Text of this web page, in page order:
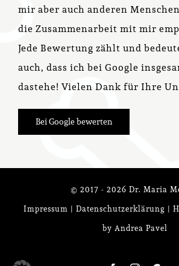
mir aber auch anderen
die Zusammenarbeit mit mir
Jede Bewertung zählt und
auch, dass ich bei Google
dastehe! Vielen Dank für Ihre
Bei Google bewerten
© 2017 - 2026 Dr. Maria
Impressum | Datenschutzerklärung |
by Andrea Pavel